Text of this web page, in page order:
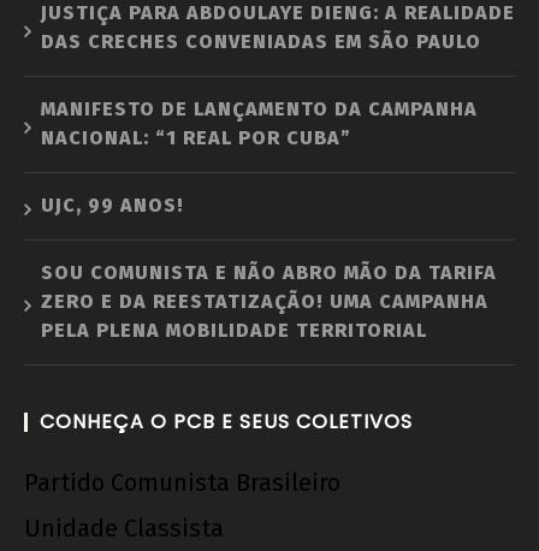
JUSTIÇA PARA ABDOULAYE DIENG: A REALIDADE
DAS CRECHES CONVENIADAS EM SÃO PAULO
MANIFESTO DE LANÇAMENTO DA CAMPANHA
NACIONAL: “1 REAL POR CUBA”
UJC, 99 ANOS!
SOU COMUNISTA E NÃO ABRO MÃO DA TARIFA
ZERO E DA REESTATIZAÇÃO! UMA CAMPANHA
PELA PLENA MOBILIDADE TERRITORIAL
CONHEÇA O PCB E SEUS COLETIVOS
Partido Comunista Brasileiro
Unidade Classista